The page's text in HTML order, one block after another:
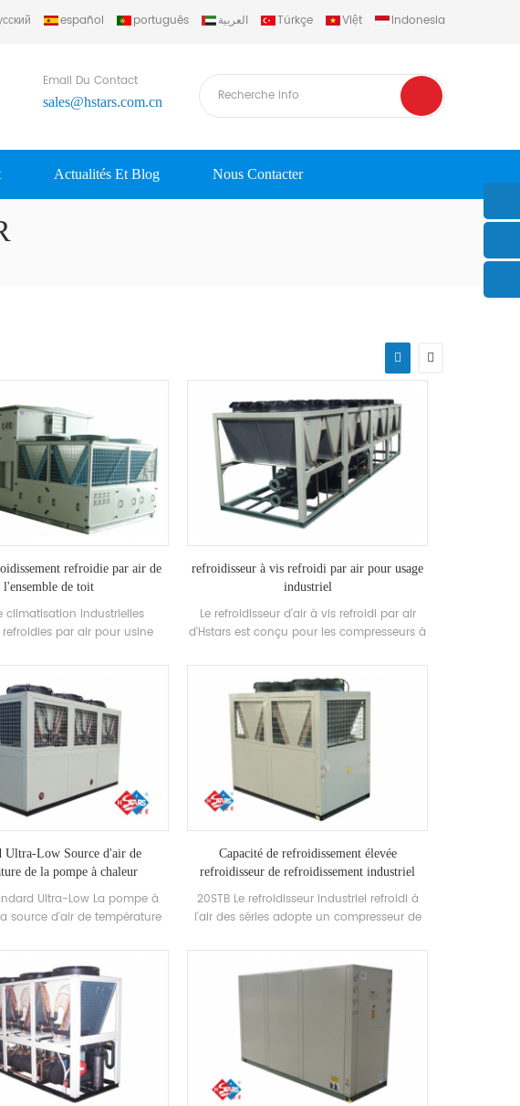
español português العربية Türkçe Việt Indonesia
Email Du Contact
sales@hstars.com.cn
Actualités Et Blog Nous Contacter
refroidie par air de
l'ensemble de toit
climatisation industrielles
par air pour usine
solutions pour l'industrie
l'industrie électronique,
automobile, l'imprimerie et
alimentaire, les bâtiments
le traitement VOC et la
l'environnement, la qualité de
la ventilation marine
refroidisseur à vis refroidi par air pour usage
industriel
Le refroidisseur d’air à vis refroidi par air
d’Hstars est conçu pour les compresseurs à
en option pour les clients à usage
industriel. haute qualité avec une utilisation
facile.
Ultra-Low Source d'air de
de la pompe à chaleur
Ultra-Low La pompe à
source d'air de température
de -25 ℃ ~ 43, en utilisant
source de chaleur, aucun
déchargé et 55 ° C L'eau
préparée pour répondre à la
chaude entre 35-55 ° c.
de chauffage, adaptée à
en air direct ou au
du sol Chauffage.
Capacité de refroidissement élevée
refroidisseur de refroidissement industriel
20STB Le refroidisseur industriel refroidi à
l'air des séries adopte un compresseur de
développé Haute-efficacité Échangeur de
chaleur de coque et de tube, utilisant R22,
R407C Réfrigérant, Efficacité énergétique
Grade jusqu'à 2 niveaux